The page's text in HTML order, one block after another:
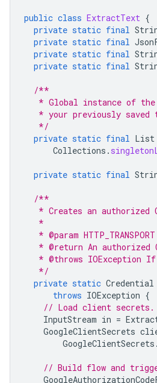
public class ExtractText {
private static final
private static final
private static final
private static final
/**
* Global instance of
* your previously saved
   */
private static final List
Collections .
private static final
/**
* Creates an authorized
   *
* @param
* @return An authorized
* @throws IOException
   */
private static Credential
throws IOException {
// Load client secrets.
InputStream in =
GoogleClientSecrets
GoogleClientSecrets .
// Build flow and